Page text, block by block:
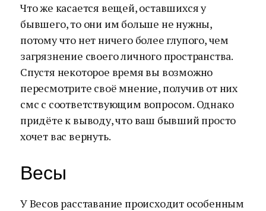
Что же касается вещей, оставшихся у
бывшего, то они им больше не нужны,
потому что нет ничего более глупого, чем
загрязнение своего личного пространства.
Спустя некоторое время вы возможно
пересмотрите своё мнение, получив от них
смс с соответствующим вопросом. Однако
придёте к выводу, что ваш бывший просто
хочет вас вернуть.
Весы
У Весов расставание происходит особенным